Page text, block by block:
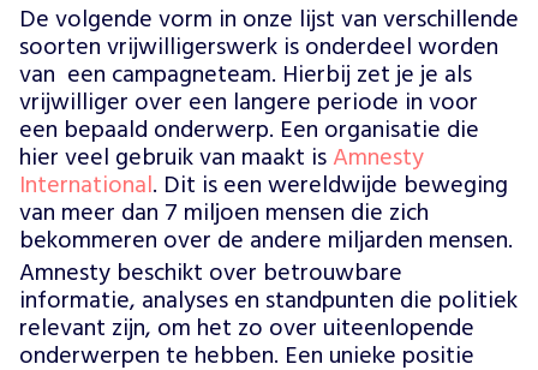
De volgende vorm in onze lijst van verschillende
soorten vrijwilligerswerk is onderdeel worden
van een campagneteam. Hierbij zet je je als
vrijwilliger over een langere periode in voor
een bepaald onderwerp. Een organisatie die
hier veel gebruik van maakt isAmnesty
International. Dit is een wereldwijde beweging
van meer dan 7 miljoen mensen die zich
bekommeren over de andere miljarden mensen.
Amnesty beschikt over betrouwbare
informatie, analyses en standpunten die politiek
relevant zijn, om het zo over uiteenlopende
onderwerpen te hebben. Een unieke positie